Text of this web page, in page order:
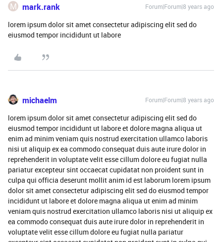
M mark.rank Forum|Forum|8 years ago
lorem ipsum dolor sit amet consectetur adipiscing elit sed do
eiusmod tempor incididunt ut labore
michaelm Forum|Forum|8 years ago
lorem ipsum dolor sit amet consectetur adipiscing elit sed do
eiusmod tempor incididunt ut labore et dolore magna aliqua ut
enim ad minim veniam quis nostrud exercitation ullamco laboris
nisi ut aliquip ex ea commodo consequat duis aute irure dolor in
reprehenderit in voluptate velit esse cillum dolore eu fugiat nulla
pariatur excepteur sint occaecat cupidatat non proident sunt in
culpa qui officia deserunt mollit anim id est laborum lorem ipsum
dolor sit amet consectetur adipiscing elit sed do eiusmod tempor
incididunt ut labore et dolore magna aliqua ut enim ad minim
veniam quis nostrud exercitation ullamco laboris nisi ut aliquip ex
ea commodo consequat duis aute irure dolor in reprehenderit in
voluptate velit esse cillum dolore eu fugiat nulla pariatur